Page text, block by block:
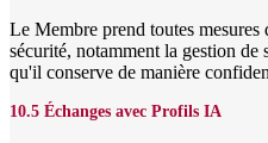
Le Membre prend toutes mesures
sécurité, notamment la gestion de
qu'il conserve de manière
10.5 Échanges avec Profils IA